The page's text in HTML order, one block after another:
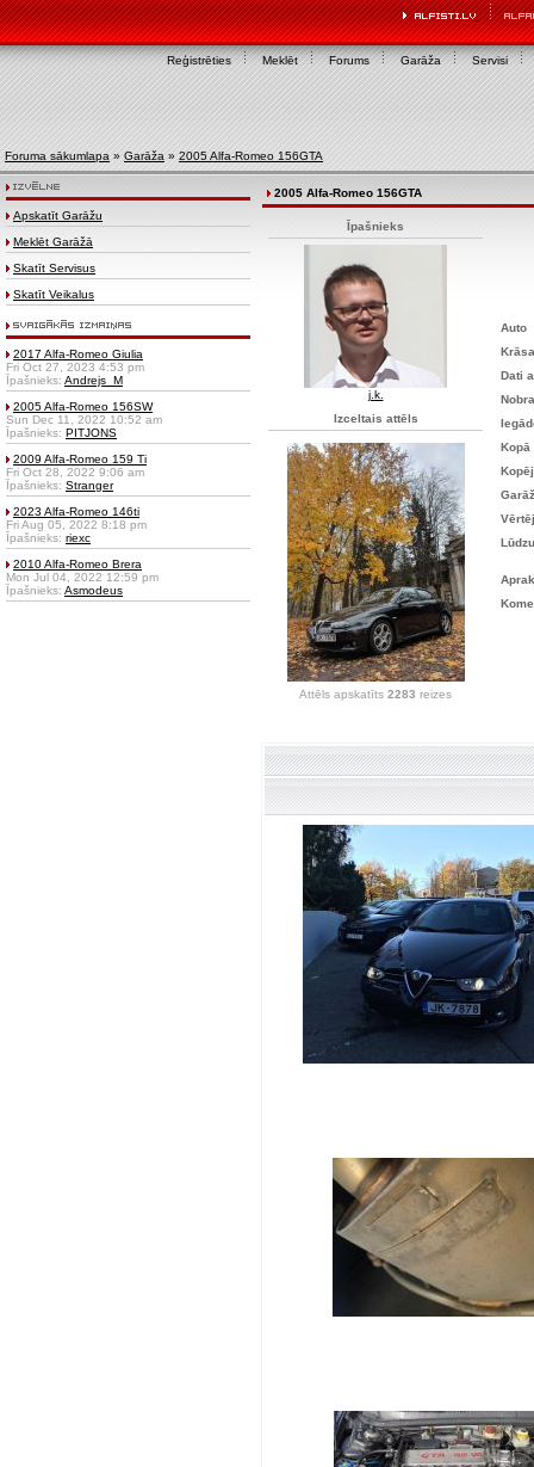
Reģistrēties Meklēt Forums Garāža Servisi
Foruma sākumlapa » Garāža » 2005 Alfa-Romeo 156GTA
Apskatīt Garāžu
Meklēt Garāžā
Skatīt Servisus
Skatīt Veikalus
2017 Alfa-Romeo Giulia
Fri Oct 27, 2023 4:53 pm
Īpašnieks: Andrejs_M
2005 Alfa-Romeo 156SW
Sun Dec 11, 2022 10:52 am
Īpašnieks: PITJONS
2009 Alfa-Romeo 159 Ti
Fri Oct 28, 2022 9:06 am
Īpašnieks: Stranger
2023 Alfa-Romeo 146ti
Fri Aug 05, 2022 8:18 pm
Īpašnieks: riexc
2010 Alfa-Romeo Brera
Mon Jul 04, 2022 12:59 pm
Īpašnieks: Asmodeus
2005 Alfa-Romeo 156GTA
Īpašnieks
j.k.
Izceltais attēls
Attēls apskatīts 2283 reizes
Auto
Krāsa
Dati